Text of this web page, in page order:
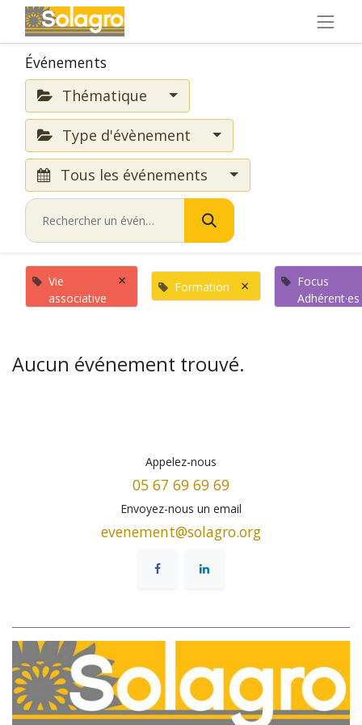
Événements
Thématique
Type d'évènement
Tous les événements
Vie
associative
× Formation ×
Focus
Adhérent·es
Aucun événement trouvé.
Appelez-nous
05 67 69 69 69
Envoyez-nous un email
evenement@solagro.org